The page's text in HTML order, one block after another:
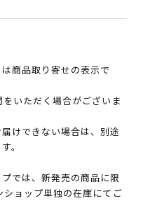
商品取り寄せの表示で
いただく場合がございま
けできない場合は、別途
。
では、新発売の商品に限
ョップ単独の在庫にてご